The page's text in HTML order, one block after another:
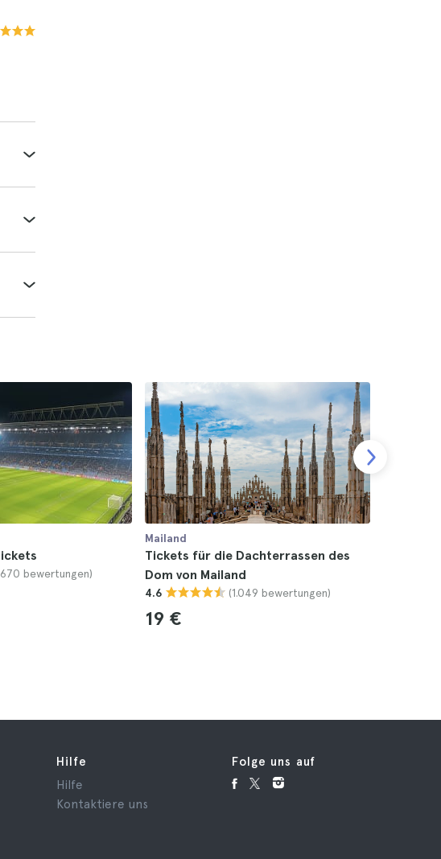
bewertungen)
Mailand
Tickets für die Dachterrassen des
Dom von Mailand
4.6 (1.049 bewertungen)
19 €
Hilfe
Hilfe
Kontaktiere uns
Folge uns auf